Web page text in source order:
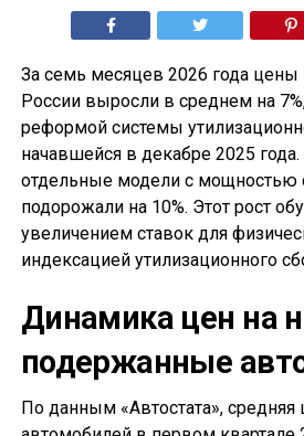
За семь месяцев 2026 года цены
России выросли в среднем на
реформой системы
начавшейся в декабре 2025 года.
отдельные модели с мощностью
подорожали на 10%. Этот рост
увеличением ставок для
индексацией утилизационного
Динамика цен на
подержанные
По данным «Автостата»,